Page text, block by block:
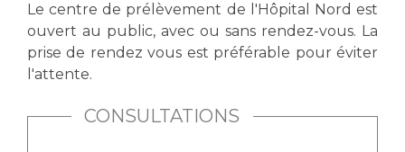
myaphm, votre espace santé en ligne
Infos COVID-19
Vivre ensemble à l'hôpital
Emplois techniques et médico-techniques
Emplois divers
Emplois socio-éducatifs
Stages paramédicaux
Le centre de prélèvement de l'Hôpital Nord est
ouvert au public, avec ou sans rendez-vous. La
prise de rendez vous est préférable pour éviter
l'attente.
CONSULTATIONS